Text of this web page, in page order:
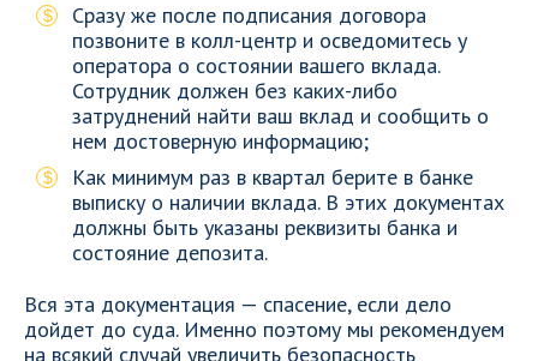
Сразу же после подписания договора
позвоните в колл-центр и осведомитесь у
оператора о состоянии вашего вклада.
Сотрудник должен без каких-либо
затруднений найти ваш вклад и сообщить о
нем достоверную информацию;
Как минимум раз в квартал берите в банке
выписку о наличии вклада. В этих документах
должны быть указаны реквизиты банка и
состояние депозита.
Вся эта документация — спасение, если дело
дойдет до суда. Именно поэтому мы рекомендуем
на всякий случай увеличить безопасность